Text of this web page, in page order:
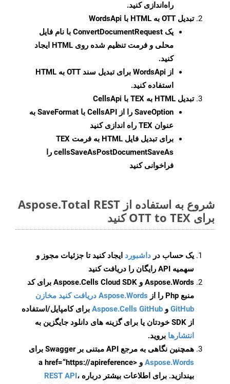
راه‌اندازی کنید.
تبدیل OTT به HTML با WordsApi
یک ConvertDocumentRequest با نام فایل
محلی و فرمت تنظیم شده روی HTML ایجاد
کنید.
از WordsApi برای تبدیل سند OTT به HTML
استفاده کنید.
تبدیل HTML به TEX با CellsApi
SaveOption
را از CellsAPI با SaveFormat به
عنوان TEX راه اندازی کنید
برای تبدیل فایل HTML به فرمت
TEX
cellsSaveAsPostDocumentSaveAs را
فراخوانی کنید
شروع به استفاده از Aspose.Total REST
برای OTT to TEX کنید
یک حساب در داشبورد ایجاد کنید تا جزئیات مجوز و
سهمیه API رایگان را دریافت کنید
Aspose.Words و Aspose.Cells Cloud SDK برای کد
منبع Php را از
Aspose.Words دریافت کنید مخازن
GitHub و Aspose.Cells GitHub برای کامپایل/استفاده
از SDK خودتان یا برای گزینه های دانلود جایگزین به
انتشارها بروید.
همچنین نگاهی به مرجع API مبتنی بر Swagger برای
Aspose.Words
و <a href=“https://apireference
بیندازید. برای اطلاعات بیشتر درباره REST API،